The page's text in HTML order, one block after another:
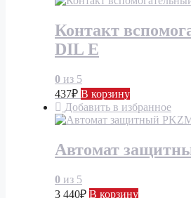
Контакт
DIL Е
0 из 5
437₽ В корзину
Добавить в избранное
Автомат
0 из 5
3 440₽ В корзину